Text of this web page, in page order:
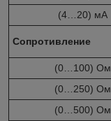
(4…20) мА
Сопротивление
(0…100) Ом
(0…250) Ом
(0…500) Ом